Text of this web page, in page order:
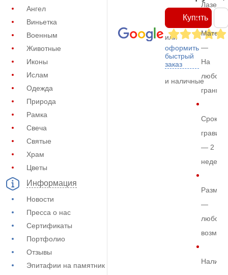
Ангел
Виньетка
Военным
Животные
Иконы
Ислам
Одежда
Природа
Рамка
Свеча
Святые
Храм
Цветы
Информация
Новости
Пресса о нас
Сертификаты
Портфолио
Отзывы
Эпитафии на памятник
Купить
или
оформить
быстрый
заказ
и наличные
—
На
любом
граните
Срок
— 2
недели
Размер
—
любой